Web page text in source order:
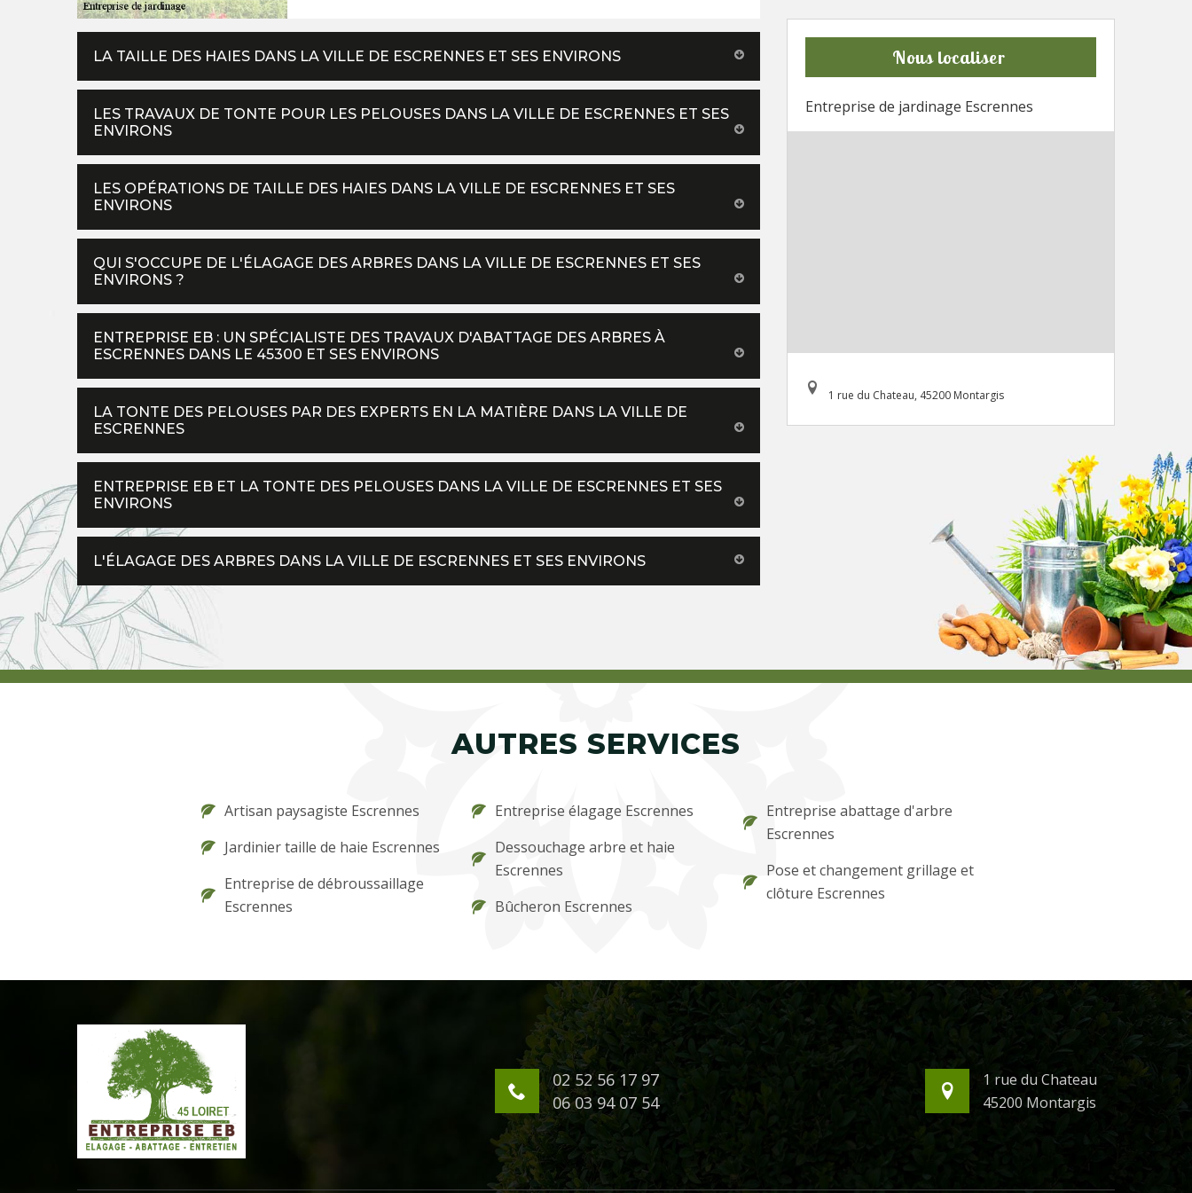
LA TAILLE DES HAIES DANS LA VILLE DE ESCRENNES ET SES ENVIRONS
LES TRAVAUX DE TONTE POUR LES PELOUSES DANS LA VILLE DE ESCRENNES ET SES
ENVIRONS
LES OPÉRATIONS DE TAILLE DES HAIES DANS LA VILLE DE ESCRENNES ET SES
ENVIRONS
QUI S'OCCUPE DE L'ÉLAGAGE DES ARBRES DANS LA VILLE DE ESCRENNES ET SES
ENVIRONS ?
ENTREPRISE EB : UN SPÉCIALISTE DES TRAVAUX D'ABATTAGE DES ARBRES À
ESCRENNES DANS LE 45300 ET SES ENVIRONS
LA TONTE DES PELOUSES PAR DES EXPERTS EN LA MATIÈRE DANS LA VILLE DE
ESCRENNES
ENTREPRISE EB ET LA TONTE DES PELOUSES DANS LA VILLE DE ESCRENNES ET SES
ENVIRONS
L'ÉLAGAGE DES ARBRES DANS LA VILLE DE ESCRENNES ET SES ENVIRONS
Nous localiser
Entreprise de jardinage Escrennes
1 rue du Chateau, 45200 Montargis
AUTRES SERVICES
Artisan paysagiste Escrennes
Jardinier taille de haie Escrennes
Entreprise de débroussaillage
Escrennes
Entreprise élagage Escrennes
Dessouchage arbre et haie
Escrennes
Bûcheron Escrennes
Entreprise abattage d'arbre
Escrennes
Pose et changement grillage et
clôture Escrennes
02 52 56 17 97
06 03 94 07 54
1 rue du Chateau
45200 Montargis